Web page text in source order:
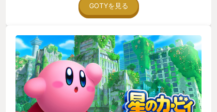
入っています。 登場するボス達は可愛くも手強く侮れない。サ
ブやクリア後の要素には結構難しいものもあり、大人でもそれ
す。 カービィって子ども向けでしょ？って思ってる方にも是非
体験して頂けたら嬉しいです。 ひとつだけ要望を言いますと、
2Pのお助けキャラをバンダナワドルディ以外も使ってみたいと
いう点です。 今後作中に登場したキャラの中で追加があれば是
非ともお願い致します。
GOTYを見る